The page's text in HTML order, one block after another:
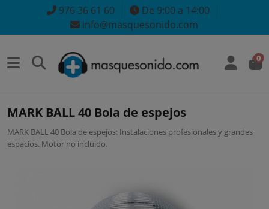
976 36 61 60
De 9:00 a 14:00
info@masquesonido.com
0
MARK BALL 40 Bola de espejos
MARK BALL 40 Bola de espejos: Instalaciones profesionales y grandes
espacios. Motor no incluido.